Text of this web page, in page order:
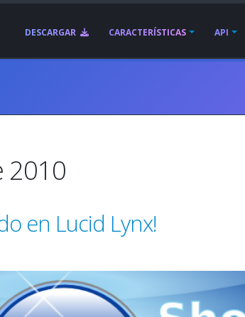
DESCARGAR CARACTERÍSTICAS API
2010
en Lucid Lynx!